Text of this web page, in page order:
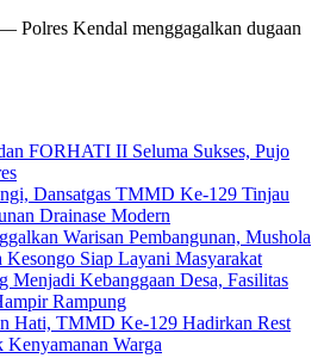
Polres Kendal menggagalkan dugaan
FORHATI II Seluma Sukses, Pujo
Dansatgas TMMD Ke-129 Tinjau
Drainase Modern
Warisan Pembangunan, Mushola
Siap Layani Masyarakat
Menjadi Kebanggaan Desa, Fasilitas
Rampung
Hati, TMMD Ke-129 Hadirkan Rest
Warga